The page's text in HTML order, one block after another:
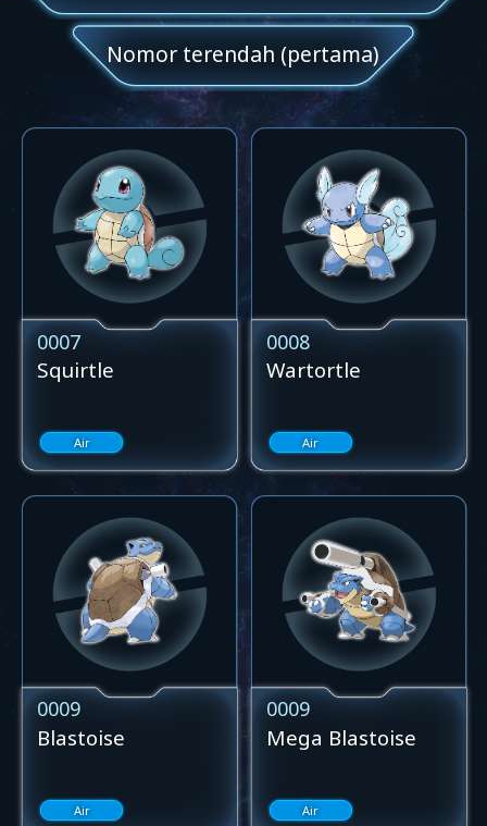
Nomor terendah (pertama)
0007
Squirtle
Air
0008
Wartortle
Air
0009
Blastoise
Air
0009
Mega Blastoise
Air